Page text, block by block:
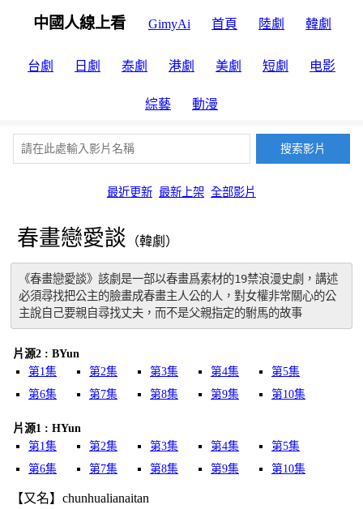
中國人線上看 GimyAi 首頁 陸劇 韓劇
台劇 日劇 泰劇 港劇 美劇 短劇 电影
綜藝 動漫
最近更新 最新上架 全部影片
春畫戀愛談 （韓劇）
《春畫戀愛談》該劇是一部以春畫爲素材的19禁浪漫史劇，講述
必須尋找把公主的臉畫成春畫主人公的人，對女權非常關心的公
主說自己要親自尋找丈夫，而不是父親指定的駙馬的故事
片源2 : BYun
第1集
第2集 第3集 第4集
第5集
第6集
第7集 第8集 第9集 第10集
片源1 : HYun
第1集
第2集 第3集 第4集
第5集
第6集
第7集 第8集 第9集 第10集
【又名】chunhualianaitan